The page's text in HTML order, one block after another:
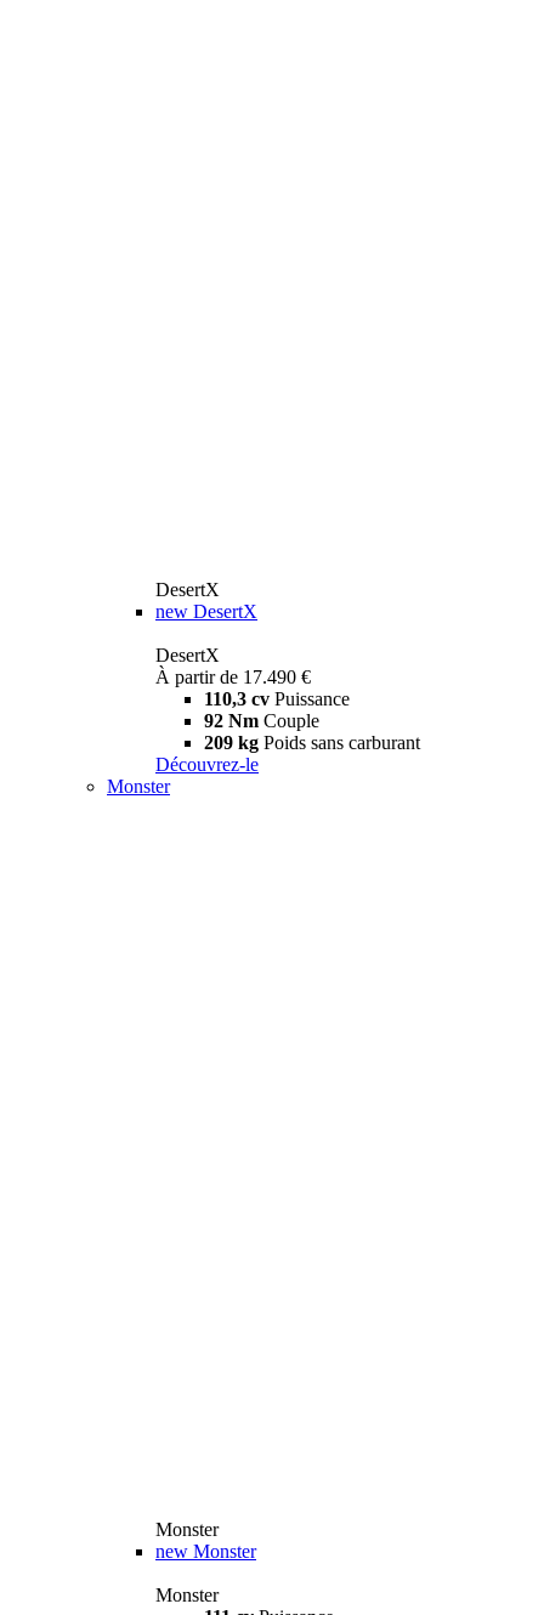
DesertX
new DesertX
DesertX
À partir de 17.490 €
110,3 cv Puissance
92 Nm Couple
209 kg Poids sans carburant
Découvrez-le
Monster
Monster
new Monster
Monster